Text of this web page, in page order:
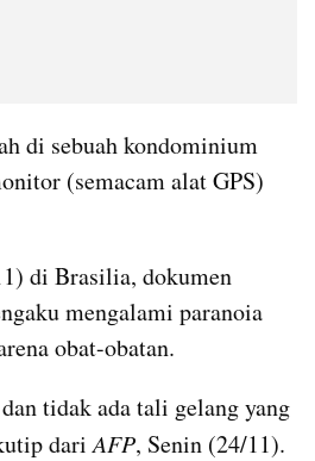
di sebuah kondominium
(semacam alat GPS)
di Brasilia, dokumen
mengalami paranoia
obat-obatan.
tidak ada tali gelang yang
dari AFP, Senin (24/11).